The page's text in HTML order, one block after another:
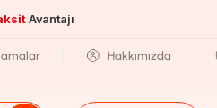
Avantajı
Hakkımızda